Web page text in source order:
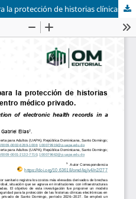
Modelo de ciberseguridad para la protección de historias clínicas electrónicas en un centro médico privado.